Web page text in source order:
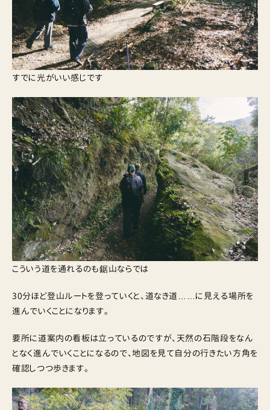
すでに光がいい感じです
こういう道を通れるのも鋸山ならでは
30分ほど登山ルートを登っていくと、道なき道……に見える場所を
進んでいくことになります。
要所に道案内の看板は立っているのですが、天然の石階段をなん
となく進んでいくことになるので、地図を見て自分の行きたい方角を
確認しつつ歩きます。